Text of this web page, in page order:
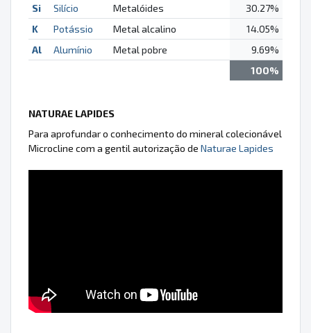
Si
Silício Metalóides
30.27%
K
Potássio Metal alcalino
14.05%
Al
Alumínio Metal pobre
9.69%
100%
NATURAE LAPIDES
Para aprofundar o conhecimento do mineral colecionável
Microcline com a gentil autorização de Naturae Lapides